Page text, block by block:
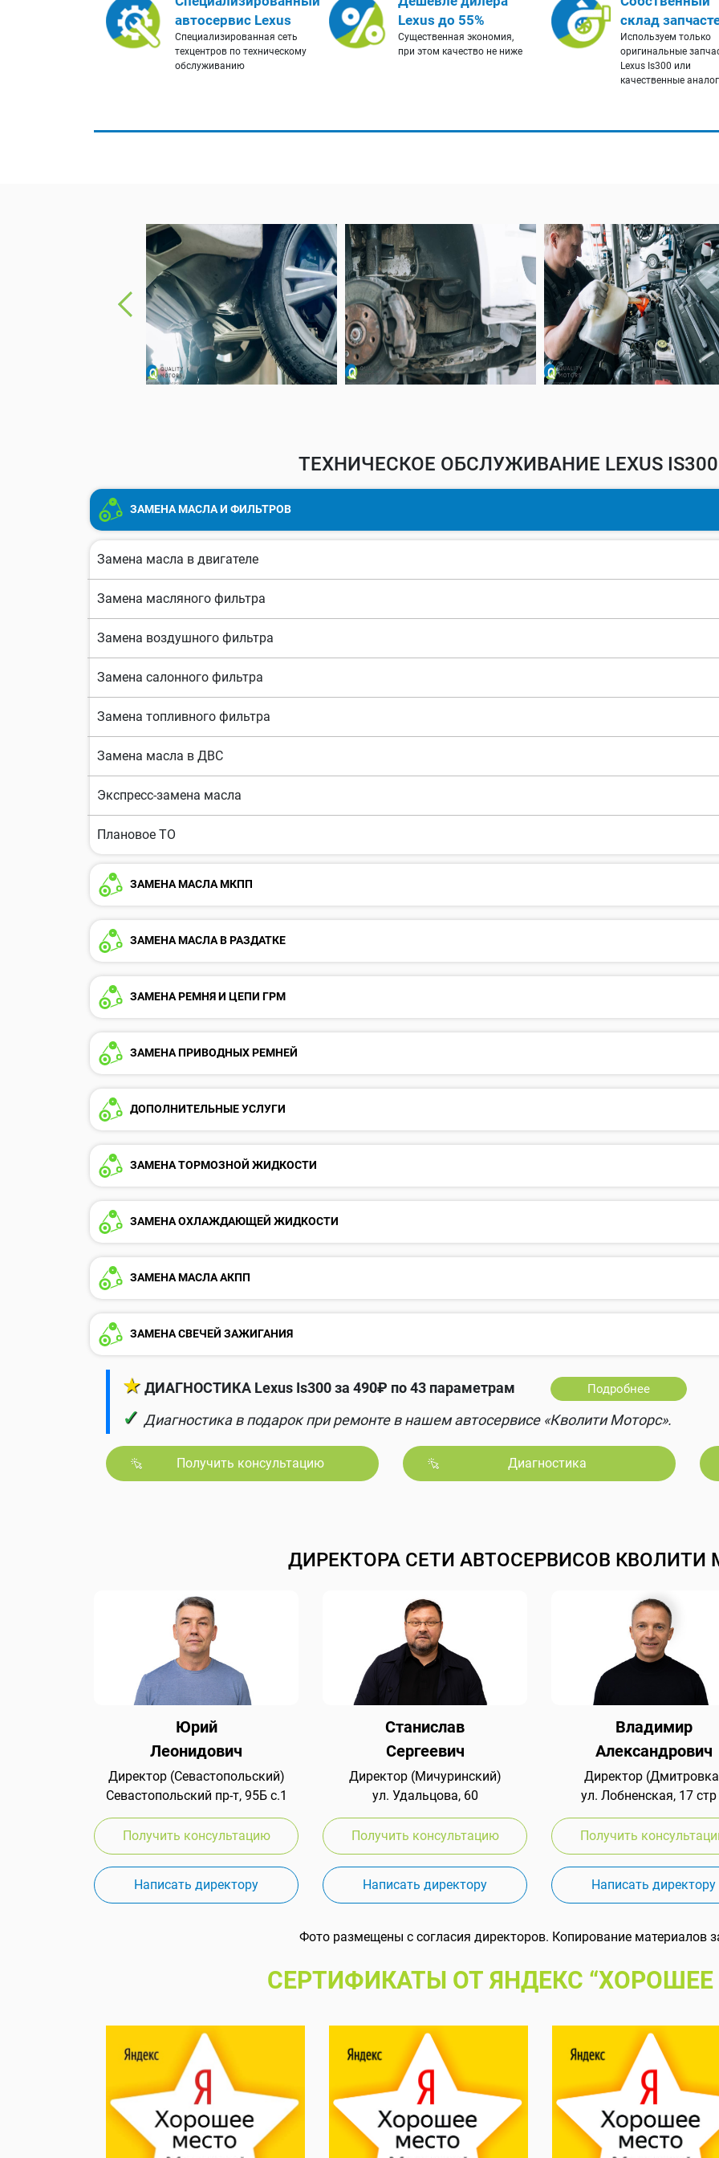
автосервис Lexus
Специализированная сеть
техцентров по техническому
обслуживанию
Lexus до 55%
Существенная экономия,
при этом качество не ниже
склад
Используем только
оригинальные
Lexus Is300 или
качественные
ТЕХНИЧЕСКОЕ ОБСЛУЖИВАНИЕ LEXUS
ЗАМЕНА МАСЛА И ФИЛЬТРОВ
Замена масла в двигателе
Замена масляного фильтра
Замена воздушного фильтра
Замена салонного фильтра
Замена топливного фильтра
Замена масла в ДВС
Экспресс-замена масла
Плановое ТО
ЗАМЕНА МАСЛА МКПП
ЗАМЕНА МАСЛА В РАЗДАТКЕ
ЗАМЕНА РЕМНЯ И ЦЕПИ ГРМ
ЗАМЕНА ПРИВОДНЫХ РЕМНЕЙ
ДОПОЛНИТЕЛЬНЫЕ УСЛУГИ
ЗАМЕНА ТОРМОЗНОЙ ЖИДКОСТИ
ЗАМЕНА ОХЛАЖДАЮЩЕЙ ЖИДКОСТИ
ЗАМЕНА МАСЛА АКПП
ЗАМЕНА СВЕЧЕЙ ЗАЖИГАНИЯ
★ ДИАГНОСТИКА Lexus Is300 за 490₽ по 43 параметрам Подробнее
✓ Диагностика в подарок при ремонте в нашем автосервисе «Кволити Моторс».
Получить консультацию Диагностика
ДИРЕКТОРА СЕТИ АВТОСЕРВИСОВ КВОЛИТИ
Юрий
Леонидович
Директор (Севастопольский)
Севастопольский пр-т, 95Б с.1
Получить консультацию
Написать директору
Станислав
Сергеевич
Директор (Мичуринский)
ул. Удальцова, 60
Получить консультацию
Написать директору
Владимир
Александрович
Директор
ул. Лобненская, 17 стр
Получить
Написать директору
Фото размещены с согласия директоров. Копирование материалов
СЕРТИФИКАТЫ ОТ ЯНДЕКС “ХОРОШЕЕ